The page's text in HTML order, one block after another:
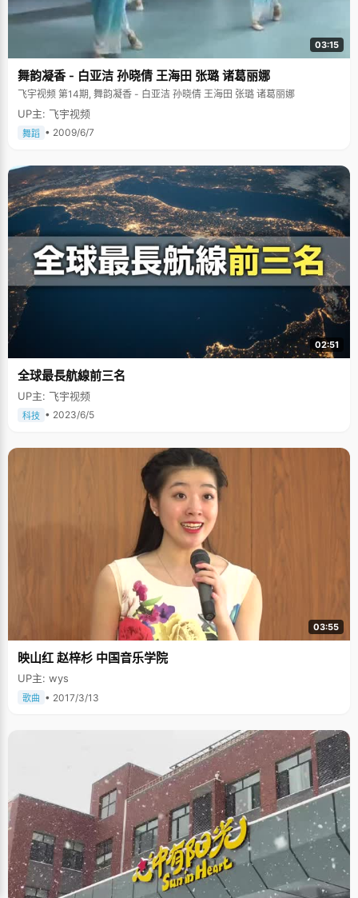
03:15
舞韵凝香 - 白亚洁 孙晓倩 王海田 张璐 诸葛丽娜
飞宇视频 第14期, 舞韵凝香 - 白亚洁 孙晓倩 王海田 张璐 诸葛丽娜
UP主: 飞宇视频
舞蹈 • 2009/6/7
02:51
全球最長航線前三名
UP主: 飞宇视频
科技 • 2023/6/5
03:55
映山红 赵梓杉 中国音乐学院
UP主: wys
歌曲 • 2017/3/13